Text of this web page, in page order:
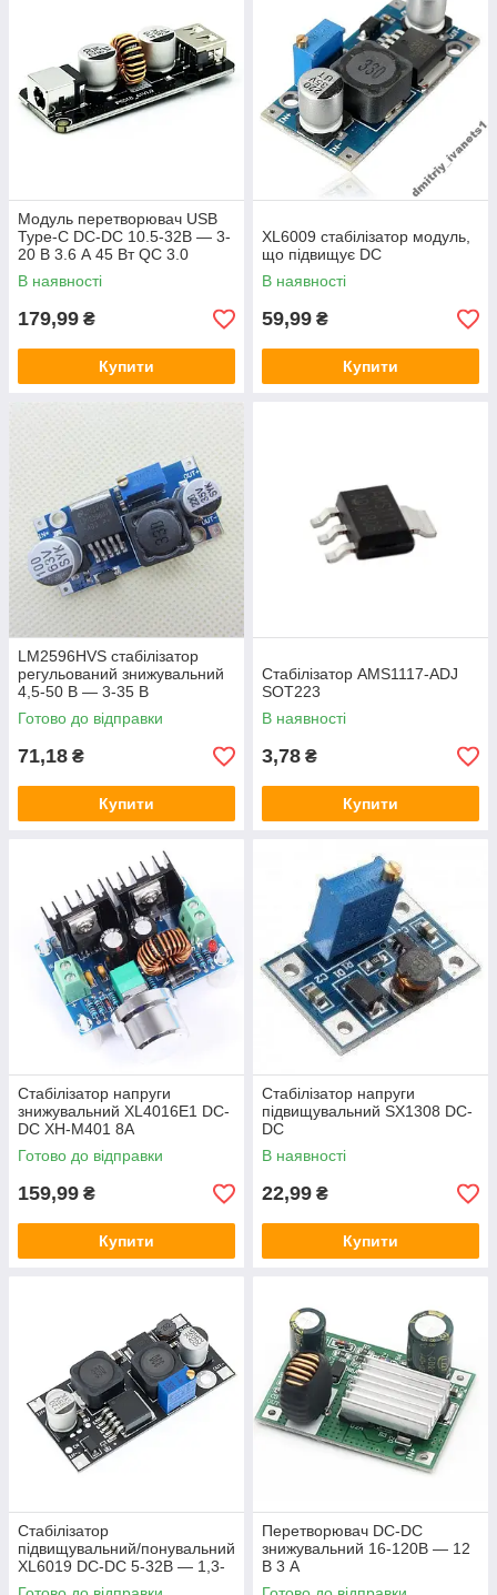
Модуль перетворювач USB
Type-C DC-DC 10.5-32В — 3-
20 В 3.6 А 45 Вт QC 3.0
QC2.0 для заряджання
стабілізатор IP6518
В наявності
179,99 ₴
Купити
XL6009 стабілізатор модуль,
що підвищує DC
В наявності
59,99 ₴
Купити
LM2596HVS стабілізатор
регульований знижувальний
4,5-50 В — 3-35 В
Готово до відправки
71,18 ₴
Купити
Стабілізатор AMS1117-ADJ
SOT223
В наявності
3,78 ₴
Купити
Стабілізатор напруги
знижувальний XL4016E1 DC-
DC XH-M401 8А
Готово до відправки
159,99 ₴
Купити
Стабілізатор напруги
підвищувальний SX1308 DC-
DC
В наявності
22,99 ₴
Купити
Стабілізатор
підвищувальний/понувальний
XL6019 DC-DC 5-32В — 1,3-
35В
Перетворювач DC-DC
знижувальний 16-120В — 12
В 3 А